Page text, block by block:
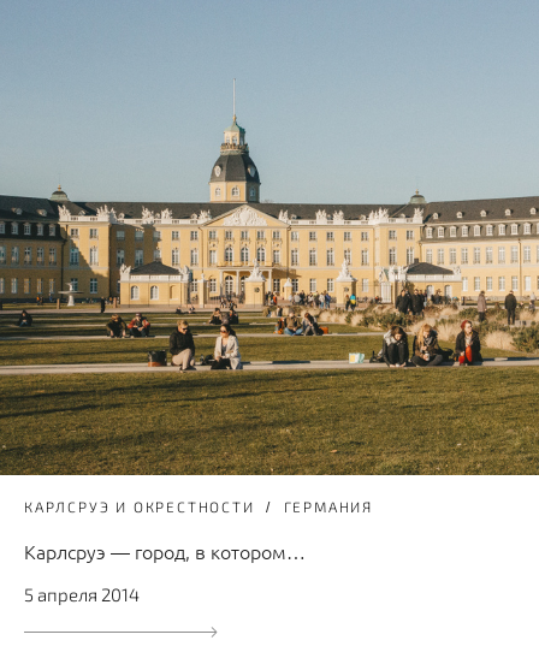
КАРЛСРУЭ И ОКРЕСТНОСТИ ГЕРМАНИЯ
Карлсруэ — город, в котором…
5 апреля 2014